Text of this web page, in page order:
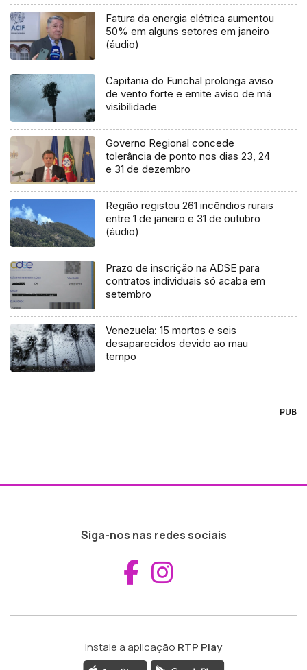
Fatura da energia elétrica aumentou
50% em alguns setores em janeiro
(áudio)
Capitania do Funchal prolonga aviso
de vento forte e emite aviso de má
visibilidade
Governo Regional concede
tolerância de ponto nos dias 23, 24
e 31 de dezembro
Região registou 261 incêndios rurais
entre 1 de janeiro e 31 de outubro
(áudio)
Prazo de inscrição na ADSE para
contratos individuais só acaba em
setembro
Venezuela: 15 mortos e seis
desaparecidos devido ao mau
tempo
PUB
Siga-nos nas redes sociais
Aceder ao
Instale a aplicação RTP Play